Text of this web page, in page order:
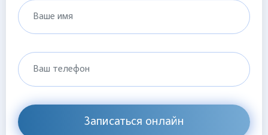
Ваше имя
Ваш телефон
Записаться онлайн